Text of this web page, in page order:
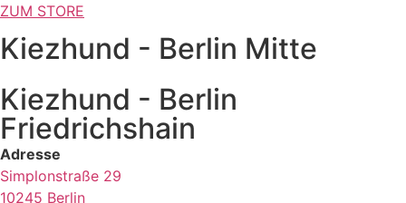
ZUM STORE
Kiezhund - Berlin Mitte
Kiezhund - Berlin
Friedrichshain
Adresse
Simplonstraße 29
10245 Berlin